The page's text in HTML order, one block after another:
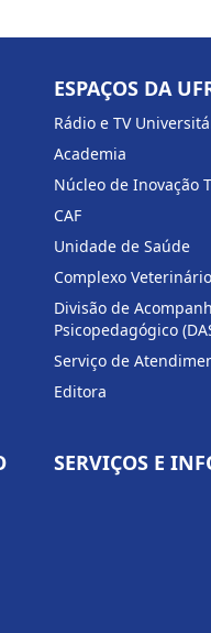
ESPAÇOS DA
Rádio e TV
Academia
Núcleo de Inovação
CAF
Unidade de Saúde
Complexo Veterinário
Divisão de
Psicopedagógico
Serviço de
Editora
SERVIÇOS E